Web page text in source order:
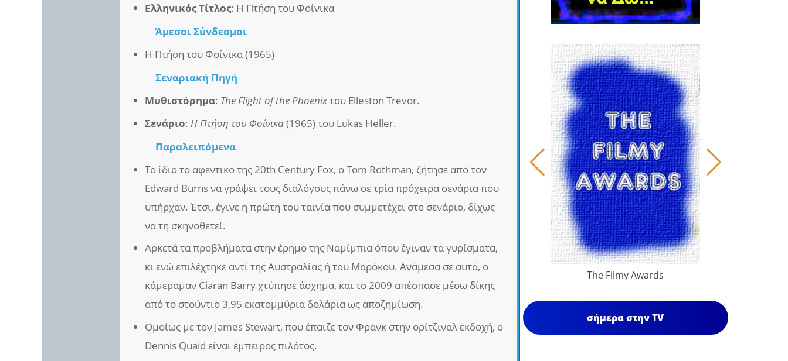
Ελληνικός Τίτλος: Η Πτήση του Φοίνικα
ΆμεσοιΣύνδεσμοι
Η Πτήση του Φοίνικα (1965)
Σεναριακή Πηγή
Μυθιστόρημα: The Flight of the Phoenixτου Elleston Trevor.
Σενάριο:Η Πτήση του Φοίνικα(1965) του Lukas Heller.
Παραλειπόμενα
Το ίδιο το αφεντικό της 20th Century Fox, ο Tom Rothman, ζήτησε από τον
Edward Burns να γράψει τους διαλόγους πάνω σε τρία πρόχειρα σενάρια που
υπήρχαν. Έτσι, έγινε η πρώτη του ταινία που συμμετέχει στο σενάριο, δίχως
να τη σκηνοθετεί.
Αρκετά τα προβλήματα στην έρημο της Ναμίμπια όπου έγιναν τα γυρίσματα,
κι ενώ επιλέχτηκε αντί της Αυστραλίας ή του Μαρόκου. Ανάμεσα σε αυτά, ο
κάμεραμαν Ciaran Barry χτύπησε άσχημα, και το 2009 απέσπασε μέσω δίκης
από το στούντιο 3,95 εκατομμύρια δολάρια ως αποζημίωση.
Ομοίως με τον James Stewart, που έπαιζε τον Φρανκ στην ορίτζιναλ εκδοχή, ο
Dennis Quaid είναι έμπειρος πιλότος.
The Filmy Awards
σήμερα στην TV